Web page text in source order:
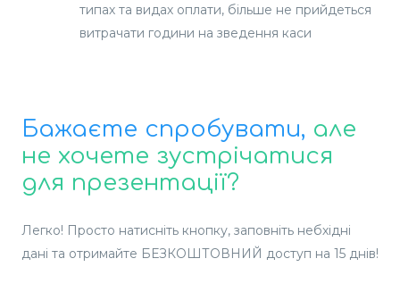
типах та видах оплати, більше не прийдеться
витрачати години на зведення каси
Бажаєте спробувати, але
не хочете зустрічатися
для презентації?
Легко! Просто натисніть кнопку, заповніть небхідні
дані та отримайте БЕЗКОШТОВНИЙ доступ на 15 днів!